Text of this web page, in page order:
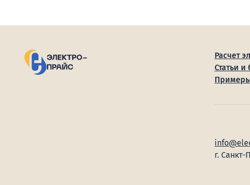
Расчет
Статьи и
г. Санкт-